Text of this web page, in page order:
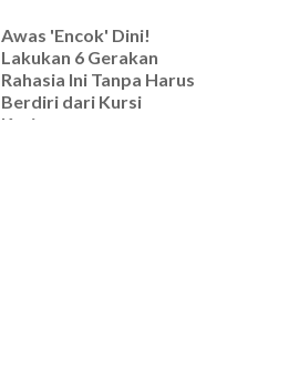
Awas 'Encok' Dini!
Lakukan 6 Gerakan
Rahasia Ini Tanpa Harus
Berdiri dari Kursi
Kerjamu